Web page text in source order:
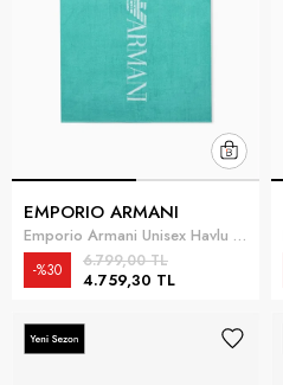
EMPORIO ARMANI
Emporio Armani Unisex Havlu Zümrüt Yeşili
4.759,30 TL
6.799,00 TL
%30